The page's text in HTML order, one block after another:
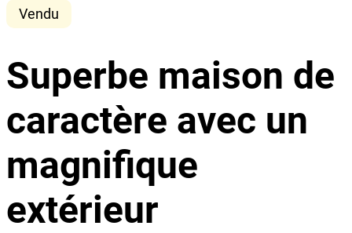
Vendu
Superbe maison de
caractère avec un
magnifique
extérieur